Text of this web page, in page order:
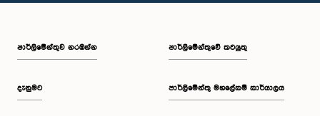
පාර්ලි‌මේන්තුව නරඹන්න
දැනුමට
පාර්ලිමේන්තුවේ කටයුතු
පාර්ලිමේන්තු මහලේකම් කාර්යාලය